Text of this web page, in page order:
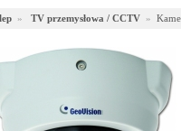
» TV przemysłowa / CCTV »